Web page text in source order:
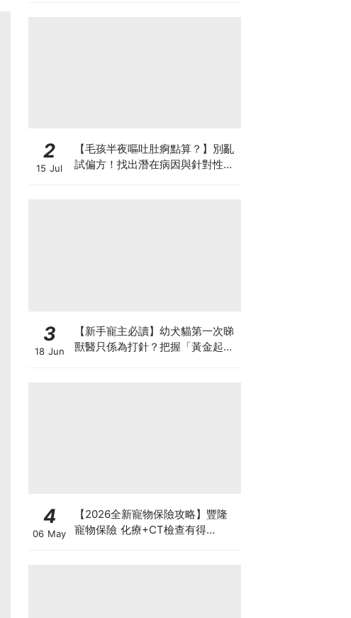
2
15 Jul
【毛孩半夜嘔吐肚痾點算？】別亂
試偏方！找出潛在病因與針對性營
3
18 Jun
【新手寵主必讀】幼犬貓第一次睇
獸醫只係為打針？把握「黃金起跑
4
06 May
【2026全新寵物保險攻略】豐隆
寵物保險 化療+CT檢查有得